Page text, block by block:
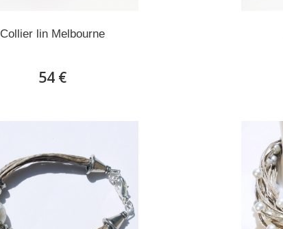
Collier lin Melbourne
54 €